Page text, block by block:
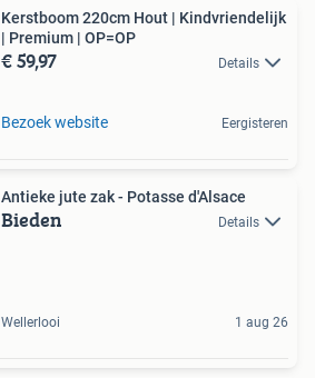
Kerstboom 220cm Hout | Kindvriendelijk
| Premium | OP=OP
€ 59,97 Details
Bezoek website Eergisteren
Antieke jute zak - Potasse d'Alsace
Bieden Details
Wellerlooi 1 aug 26